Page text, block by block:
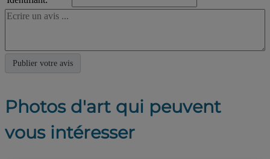
Photos d'art qui peuvent
vous intéresser